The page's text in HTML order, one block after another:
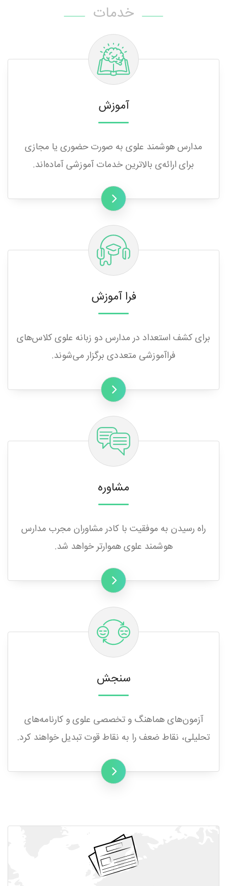
خدمات
آموزش
مدارس هوشمند علوی به ‌صورت حضوری یا مجازی
برای ارائه‌ی بالاترین خدمات آموزشی آماده‌اند.
فرا آموزش
برای کشف استعداد در مدارس دو زبانه علوی کلاس‌های
فراآموزشی متعددی برگزار می‌شوند.‌
مشاوره
راه رسیدن به موفقیت با کادر مشاوران مجرب مدارس
هوشمند علوی هموارتر خواهد شد.
سنجش
آزمون‌های هماهنگ و تخصصی علوی و کارنامه‌‌های
تحلیلی، نقاط ضعف را به نقاط قوت تبدیل خواهند کرد.